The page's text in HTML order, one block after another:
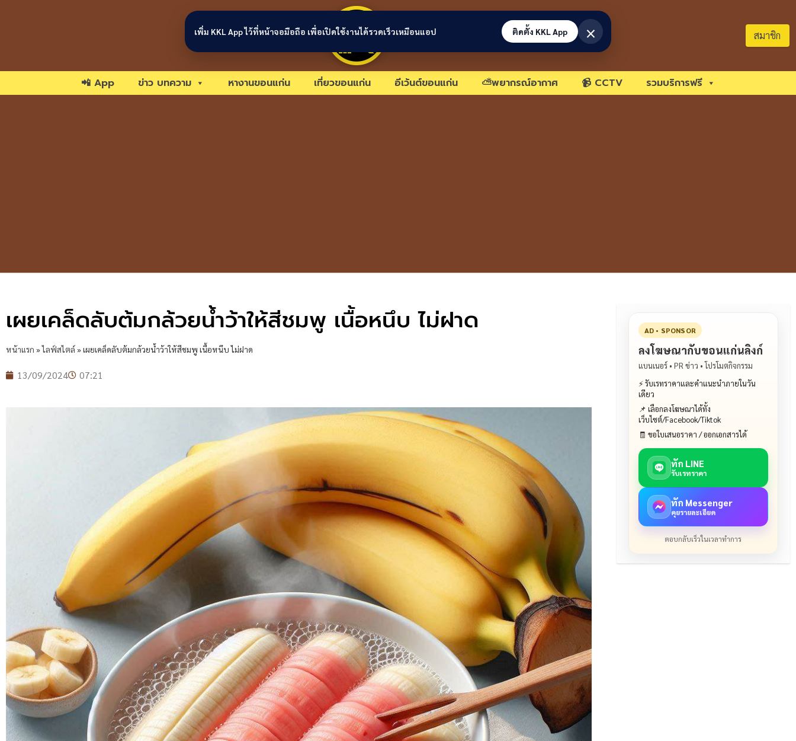
ขอนแก่นลิงก์ สมาชิก
📲 App ข่าว บทความ หางานขอนแก่น เที่ยวขอนแก่น อีเว้นต์ขอนแก่น ⛅พยากรณ์อากาศ 📹 CCTV รวมบริการฟรี
เผยเคล็ดลับต้มกล้วยน้ำว้าให้สีชมพู เนื้อหนึบ ไม่ฝาด
หน้าแรก »ไลฟ์สไตล์»เผยเคล็ดลับต้มกล้วยน้ำว้าให้สีชมพู เนื้อหนึบ ไม่ฝาด
13/09/2024 07:21
AD • SPONSOR
ลงโฆษณากับขอนแก่นลิงก์
แบนเนอร์ • PR ข่าว • โปรโมตกิจกรรม
⚡ รับเรทราคาและคำแนะนำภายในวัน
เดียว
📌 เลือกลงโฆษณาได้ทั้ง
เว็บไซต์/Facebook/Tiktok
🧾 ขอใบเสนอราคา / ออกเอกสารได้
ทัก LINE
รับเรทราคา
ทัก Messenger
คุยรายละเอียด
ตอบกลับเร็วในเวลาทำการ
เพิ่ม KKL App ไว้ที่หน้าจอมือถือ เพื่อเปิดใช้งานได้รวดเร็วเหมือนแอป ติดตั้ง KKL App ×